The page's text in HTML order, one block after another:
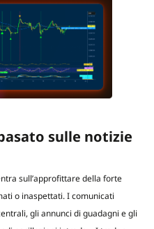
sulle notizie
sull’approfittare della forte
o inaspettati. I comunicati
gli annunci di guadagni e gli